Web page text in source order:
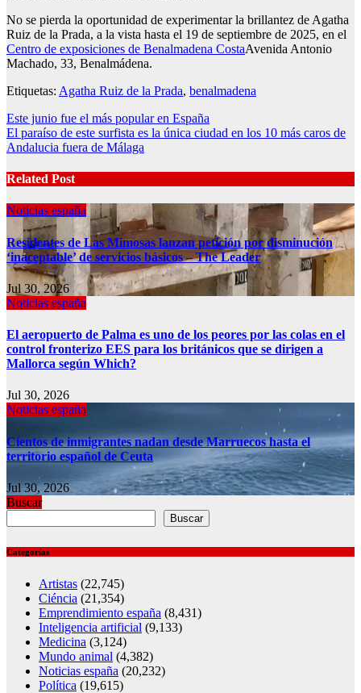
No se pierda la oportunidad de experimentar la brillantez de Agatha
Ruiz de la Prada, a la vista hasta el 19 de septiembre de 2025, en el
Centro de exposiciones de Benalmadena CostaAvenida Antonio
Machado, 33, Benalmádena.
Etiquetas: Agatha Ruiz de la Prada, benalmadena
Post
navigation
Este junio fue el más popular en España
El paraíso de este surfista es la única ciudad en los 10 más caros de
Andalucia fuera de Málaga
Related Post
Noticias españa
Residentes de Las Mimosas lanzan petición por disminución
‘inaceptable’ de servicios básicos – The Leader
Jul 30, 2026
Noticias españa
El aeropuerto de Palma es uno de los peores por las colas en el
control fronterizo EES para los británicos que se dirigen a
Mallorca según Which?
Jul 30, 2026
Noticias españa
Cientos de inmigrantes nadan desde Marruecos hasta el
territorio español de Ceuta
Jul 30, 2026
Buscar
Buscar
Categorías
Artistas (22,745)
Ciéncia (21,354)
Emprendimiento españa (8,431)
Inteligencia artificial (9,133)
Medicina (3,124)
Mundo animal (4,382)
Noticias españa (20,232)
Política (19,615)